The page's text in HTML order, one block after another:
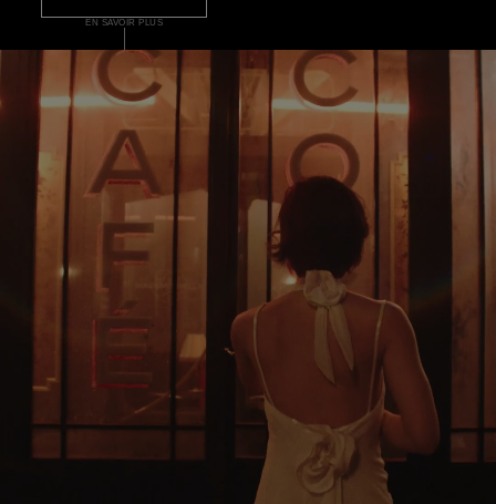
EN SAVOIR PLUS